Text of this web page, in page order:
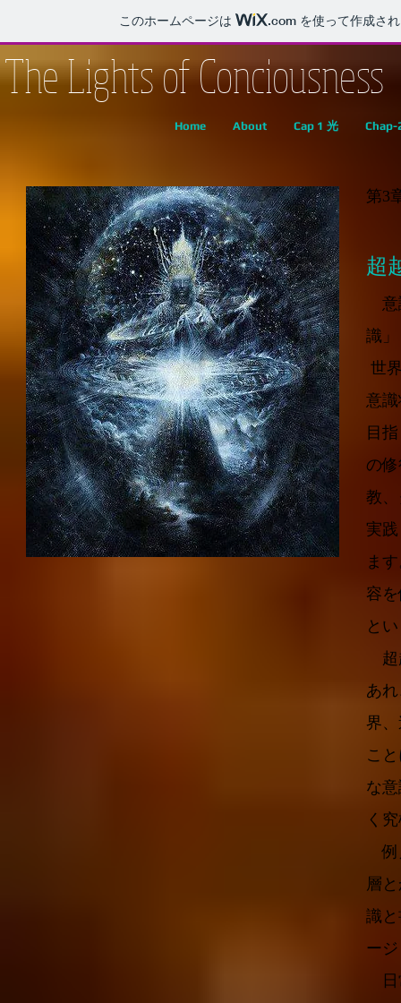
このホームページは .com を使って作成さ
The Lights of
Home About Cap 1 光 Chap-
第3
超
意
識
世
意
目
の
教
実
ま
容
と
超
あ
界
こ
な
く
例
層
識
ー
日